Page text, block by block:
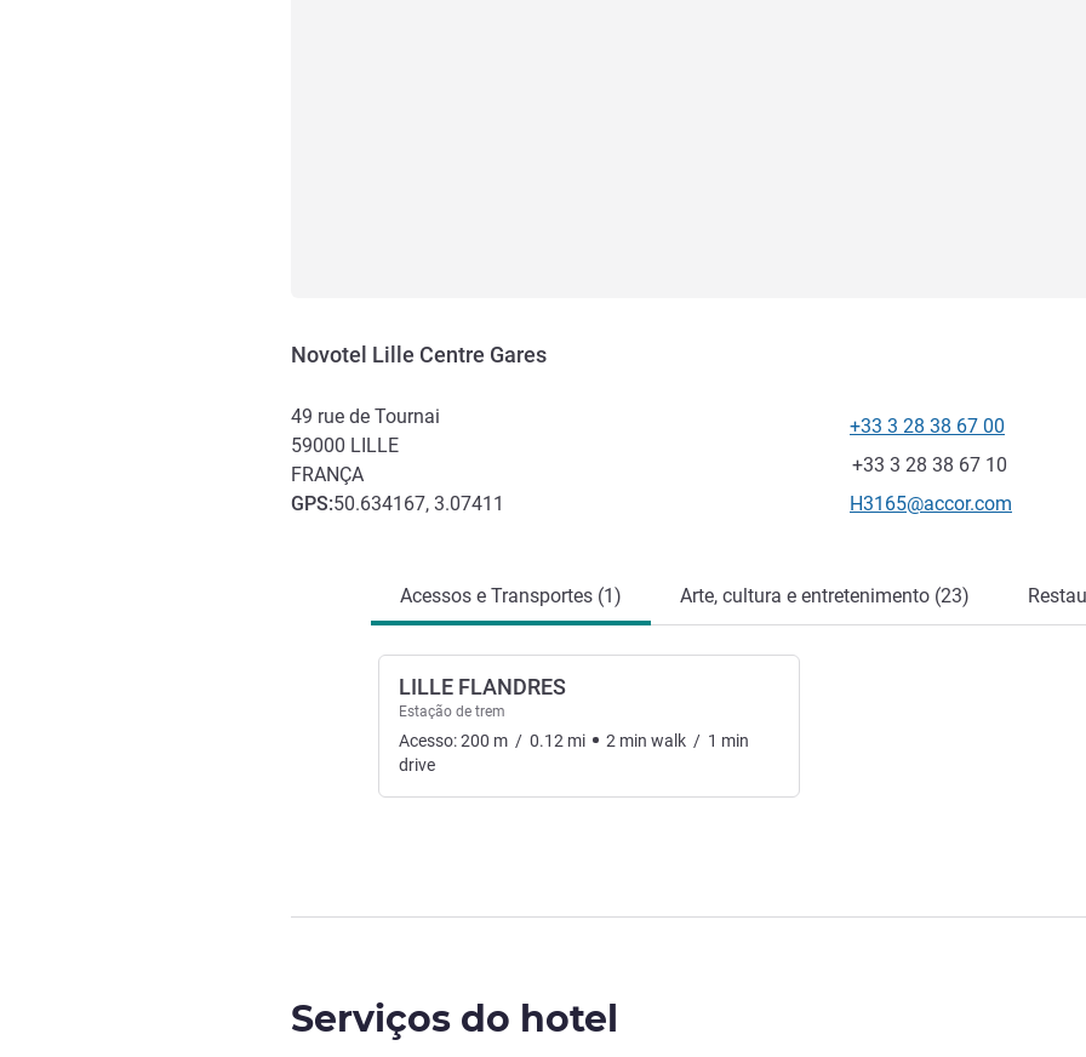
Novotel Lille Centre Gares
49 rue de Tournai
59000 LILLE
FRANÇA
GPS:50.634167, 3.07411
Telefone
+33 3 28 38 67 00
Fax
+33 3 28 38 67 10
E-mail de contacto
H3165@accor.com
Acessos e Transportes (1) Arte, cultura e entretenimento (23)
LILLE FLANDRES
Estação de trem
Acesso:200 m / 0.12 mi 2 min walk / 1 min
drive
Serviços do hotel